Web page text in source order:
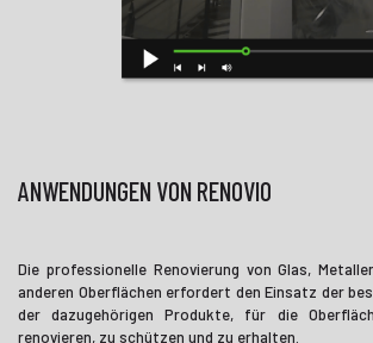
ANWENDUNGEN VON RENOVIO
Die professionelle Renovierung von Glas,
anderen Oberflächen erfordert den Einsatz der
der dazugehörigen Produkte, für die
renovieren, zu schützen und zu erhalten.